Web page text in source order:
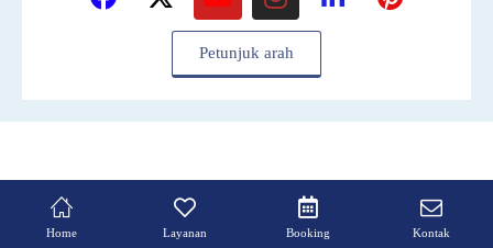
Petunjuk arah
Home Layanan Booking Kontak